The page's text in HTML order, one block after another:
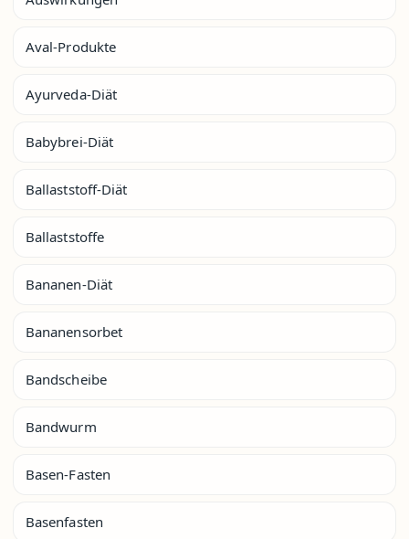
Aval-Produkte
Ayurveda-Diät
Babybrei-Diät
Ballaststoff-Diät
Ballaststoffe
Bananen-Diät
Bananensorbet
Bandscheibe
Bandwurm
Basen-Fasten
Basenfasten